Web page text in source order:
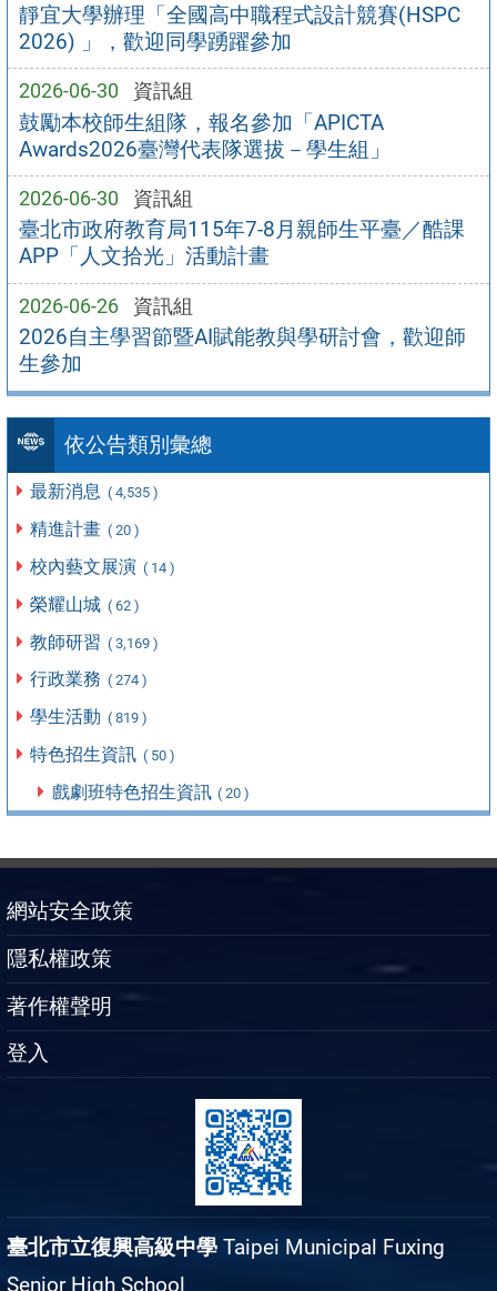
靜宜大學辦理「全國高中職程式設計競賽(HSPC
2026) 」，歡迎同學踴躍參加
2026-06-30 資訊組
鼓勵本校師生組隊，報名參加「APICTA
Awards2026臺灣代表隊選拔－學生組」
2026-06-30 資訊組
臺北市政府教育局115年7-8月親師生平臺／酷課
APP「人文拾光」活動計畫
2026-06-26 資訊組
2026自主學習節暨AI賦能教與學研討會，歡迎師
生參加
依公告類別彙總
最新消息 ( 4,535 )
精進計畫 ( 20 )
校內藝文展演 ( 14 )
榮耀山城 ( 62 )
教師研習 ( 3,169 )
行政業務 ( 274 )
學生活動 ( 819 )
特色招生資訊 ( 50 )
戲劇班特色招生資訊 ( 20 )
網站安全政策
隱私權政策
著作權聲明
登入
臺北市立復興高級中學 Taipei Municipal Fuxing
Senior High School